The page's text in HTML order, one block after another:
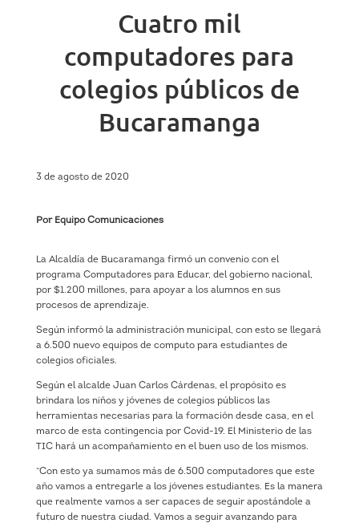
Cuatro mil
computadores para
colegios públicos de
Bucaramanga
3 de agosto de 2020
Por Equipo Comunicaciones
La Alcaldía de Bucaramanga firmó un convenio con el
programa Computadores para Educar, del gobierno nacional,
por $1.200 millones, para apoyar a los alumnos en sus
procesos de aprendizaje.
Según informó la administración municipal, con esto se llegará
a 6.500 nuevo equipos de computo para estudiantes de
colegios oficiales.
Según el alcalde Juan Carlos Cárdenas, el propósito es
brindara los niños y jóvenes de colegios públicos las
herramientas necesarias para la formación desde casa, en el
marco de esta contingencia por Covid-19. El Ministerio de las
TIC hará un acompañamiento en el buen uso de los mismos.
“Con esto ya sumamos más de 6.500 computadores que este
año vamos a entregarle a los jóvenes estudiantes. Es la manera
que realmente vamos a ser capaces de seguir apostándole a
futuro de nuestra ciudad. Vamos a seguir avanzando para